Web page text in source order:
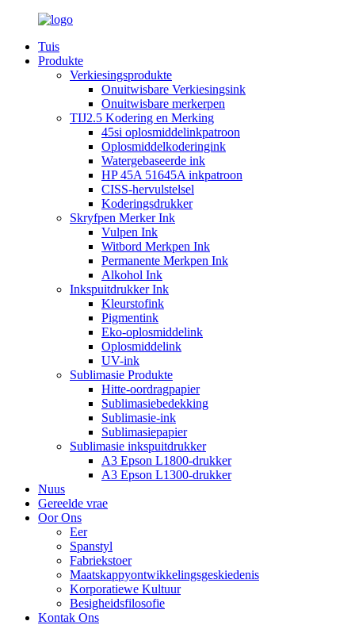
Tuis
Produkte
Verkiesingsprodukte
Onuitwisbare Verkiesingsink
Onuitwisbare merkerpen
TIJ2.5 Kodering en Merking
45si oplosmiddelinkpatroon
Oplosmiddelkoderingink
Watergebaseerde ink
HP 45A 51645A inkpatroon
CISS-hervulstelsel
Koderingsdrukker
Skryfpen Merker Ink
Vulpen Ink
Witbord Merkpen Ink
Permanente Merkpen Ink
Alkohol Ink
Inkspuitdrukker Ink
Kleurstofink
Pigmentink
Eko-oplosmiddelink
Oplosmiddelink
UV-ink
Sublimasie Produkte
Hitte-oordragpapier
Sublimasiebedekking
Sublimasie-ink
Sublimasiepapier
Sublimasie inkspuitdrukker
A3 Epson L1800-drukker
A3 Epson L1300-drukker
Nuus
Gereelde vrae
Oor Ons
Eer
Spanstyl
Fabriekstoer
Maatskappyontwikkelingsgeskiedenis
Korporatiewe Kultuur
Besigheidsfilosofie
Kontak Ons